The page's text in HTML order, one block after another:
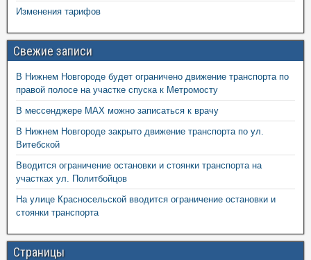
Изменения тарифов
Свежие записи
В Нижнем Новгороде будет ограничено движение транспорта по
правой полосе на участке спуска к Метромосту
В мессенджере MAX можно записаться к врачу
В Нижнем Новгороде закрыто движение транспорта по ул.
Витебской
Вводится ограничение остановки и стоянки транспорта на
участках ул. Политбойцов
На улице Красносельской вводится ограничение остановки и
стоянки транспорта
Страницы